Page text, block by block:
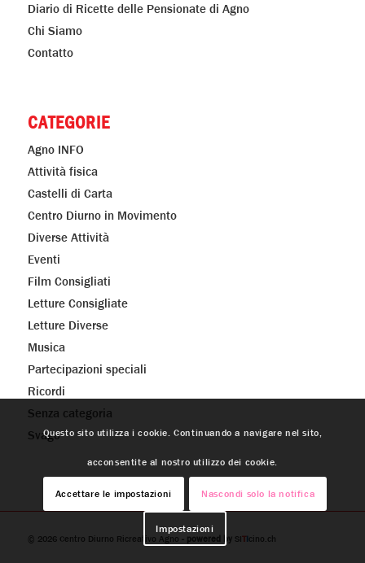
Diario di Ricette delle Pensionate di Agno
Chi Siamo
Contatto
CATEGORIE
Agno INFO
Attività fisica
Castelli di Carta
Centro Diurno in Movimento
Diverse Attività
Eventi
Film Consigliati
Letture Consigliate
Letture Diverse
Musica
Partecipazioni speciali
Ricordi
Senza categoria
Svago
© 2026 Centro Diurno Ricreativo Agno - powered by SITIcino.ch
Questo sito utilizza i cookie. Continuando a navigare nel sito,
acconsentite al nostro utilizzo dei cookie.
Accettare le impostazioni Nascondi solo la notifica
Impostazioni